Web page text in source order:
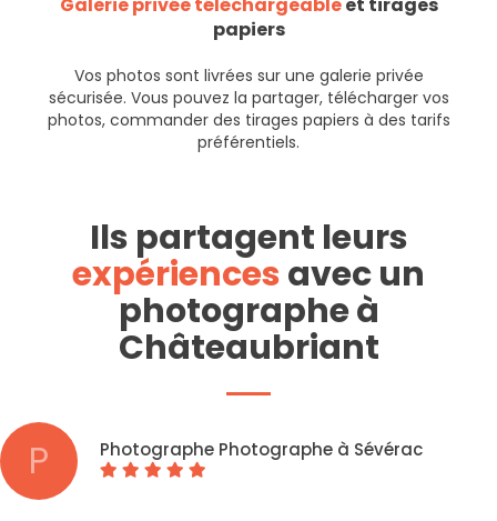
papiers
Vos photos sont livrées sur une galerie privée
sécurisée. Vous pouvez la partager, télécharger vos
photos, commander des tirages papiers à des tarifs
préférentiels.
Ils partagent leurs
expériencesavec un
photographe à
Châteaubriant
P Photographe Photographe à Sévérac